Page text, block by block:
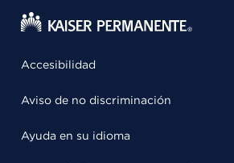
Accesibilidad
Aviso de no discriminación
Ayuda en su idioma